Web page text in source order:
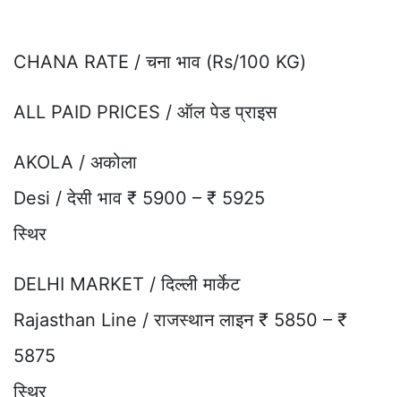
CHANA RATE / चना भाव (Rs/100 KG)
ALL PAID PRICES / ऑल पेड प्राइस
AKOLA / अकोला
Desi / देसी भाव ₹ 5900 – ₹ 5925
स्थिर
DELHI MARKET / दिल्ली मार्केट
Rajasthan Line / राजस्थान लाइन ₹ 5850 – ₹
5875
स्थिर